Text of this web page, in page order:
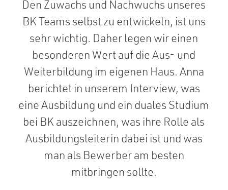
Den Zuwachs und Nachwuchs unseres
BK Teams selbst zu entwickeln, ist uns
sehr wichtig. Daher legen wir einen
besonderen Wert auf die Aus- und
Weiterbildung im eigenen Haus. Anna
berichtet in unserem Interview, was
eine Ausbildung und ein duales Studium
bei BK auszeichnen, was ihre Rolle als
Ausbildungsleiterin dabei ist und was
man als Bewerber am besten
mitbringen sollte.